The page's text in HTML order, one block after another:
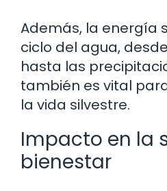
Además, la energía
ciclo del agua,
hasta las
también es vital
la vida silvestre.
Impacto en la
bienestar